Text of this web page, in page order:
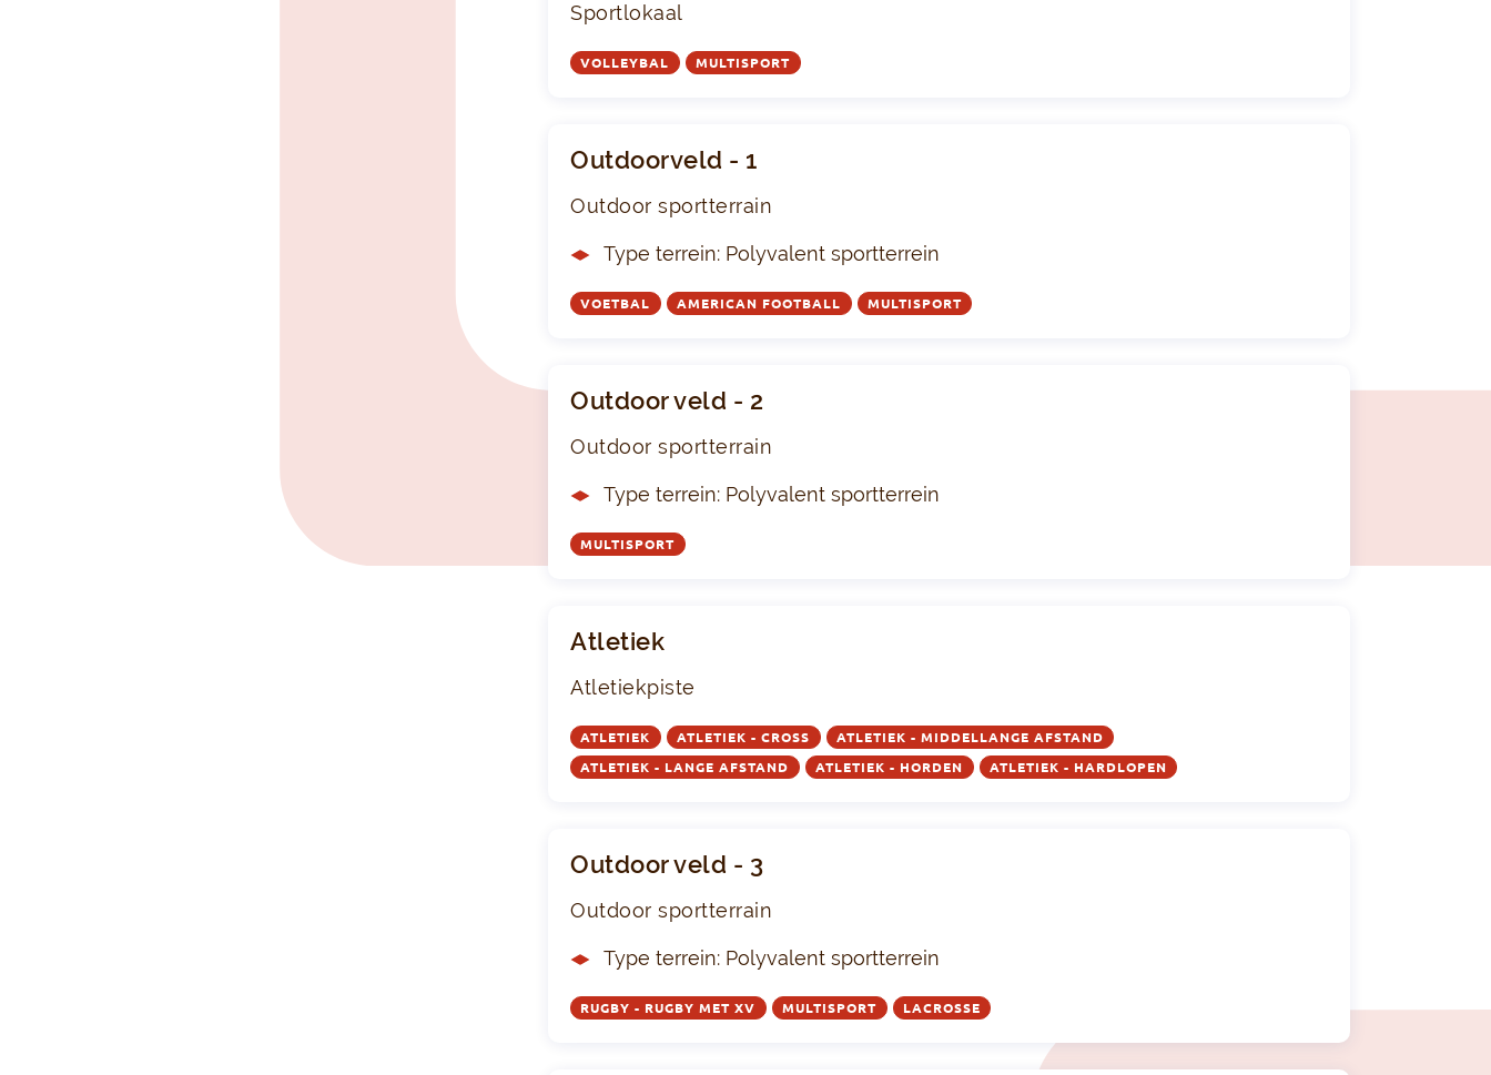
Sportlokaal
VOLLEYBAL MULTISPORT
Outdoorveld - 1
Outdoor sportterrain
Type terrein: Polyvalent sportterrein
VOETBAL AMERICAN FOOTBALL MULTISPORT
Outdoor veld - 2
Outdoor sportterrain
Type terrein: Polyvalent sportterrein
MULTISPORT
Atletiek
Atletiekpiste
ATLETIEK ATLETIEK - CROSS ATLETIEK - MIDDELLANGE AFSTAND
ATLETIEK - LANGE AFSTAND ATLETIEK - HORDEN ATLETIEK - HARDLOPEN
Outdoor veld - 3
Outdoor sportterrain
Type terrein: Polyvalent sportterrein
RUGBY - RUGBY MET XV MULTISPORT LACROSSE